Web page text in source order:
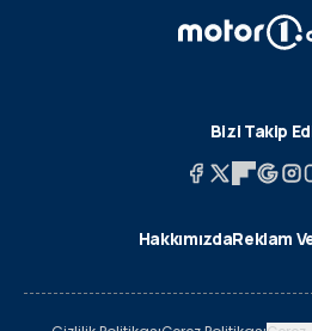
Bizi Takip
HakkımızdaReklam